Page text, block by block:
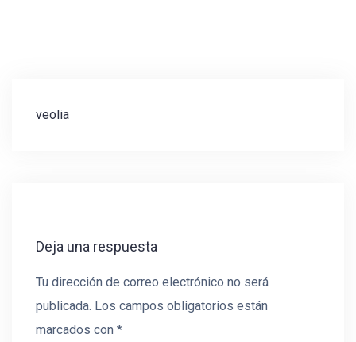
Navegación
veolia
Deja una respuesta
Tu dirección de correo electrónico no será
publicada. Los campos obligatorios están
marcados con *